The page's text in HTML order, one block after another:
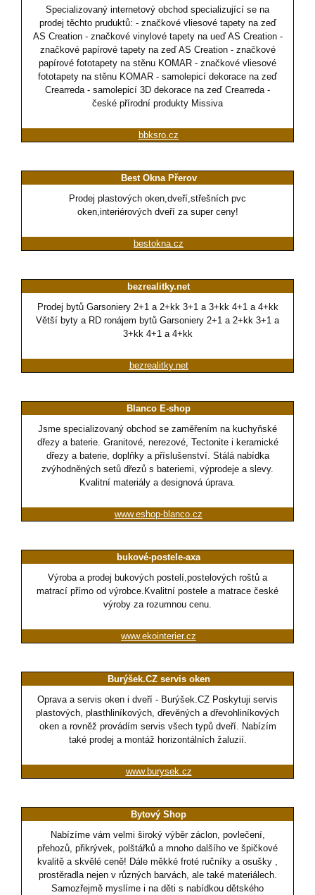
Specializovaný internetový obchod specializující se na
prodej těchto pruduktů: - značkové vliesové tapety na zeď
AS Creation - značkové vinylové tapety na ueď AS Creation -
značkové papírové tapety na zeď AS Creation - značkové
papírové fototapety na stěnu KOMAR - značkové vliesové
fototapety na stěnu KOMAR - samolepicí dekorace na zeď
Crearreda - samolepicí 3D dekorace na zeď Crearreda -
české přírodní produkty Missiva
bbksro.cz
Best Okna Přerov
Prodej plastových oken,dveří,střešních pvc
oken,interiérových dveří za super ceny!
bestokna.cz
bezrealitky.net
Prodej bytů Garsoniery 2+1 a 2+kk 3+1 a 3+kk 4+1 a 4+kk
Větší byty a RD ronájem bytů Garsoniery 2+1 a 2+kk 3+1 a
3+kk 4+1 a 4+kk
bezrealitky.net
Blanco E-shop
Jsme specializovaný obchod se zaměřením na kuchyňské
dřezy a baterie. Granitové, nerezové, Tectonite i keramické
dřezy a baterie, doplňky a příslušenství. Stálá nabídka
zvýhodněných setů dřezů s bateriemi, výprodeje a slevy.
Kvalitní materiály a designová úprava.
www.eshop-blanco.cz
bukové-postele-axa
Výroba a prodej bukových postelí,postelových roštů a
matrací přímo od výrobce.Kvalitní postele a matrace české
výroby za rozumnou cenu.
www.ekointerier.cz
Burýšek.CZ servis oken
Oprava a servis oken i dveří - Burýšek.CZ Poskytuji servis
plastových, plasthliníkových, dřevěných a dřevohliníkových
oken a rovněž provádím servis všech typů dveří. Nabízím
také prodej a montáž horizontálních žaluzií.
www.burysek.cz
Bytový Shop
Nabízíme vám velmi široký výběr záclon, povlečení,
přehozů, přikrývek, polštářků a mnoho dalšího ve špičkové
kvalitě a skvělé ceně! Dále měkké froté ručníky a osušky ,
prostěradla nejen v různých barvách, ale také materiálech.
Samozřejmě myslíme i na děti s nabídkou dětského